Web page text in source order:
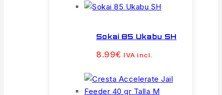
Sokai 85 Ukabu SH
8.99€ IVA incl.